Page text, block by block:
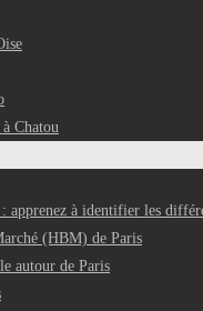
Chatou
apprenez à identifier les
(HBM) de Paris
autour de Paris